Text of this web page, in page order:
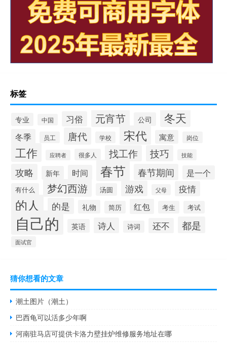
标签
专业 中国 习俗 元宵节 公司 冬天
冬季 员工 唐代 学校 宋代 寓意 岗位
工作 应聘者 很多人 找工作 技巧 技能
攻略 新年 时间 春节 春节期间 是一个
有什么 梦幻西游 汤圆 游戏 父母 疫情
的人 的是 礼物 简历 红包 考生 考试
自己的 英语 诗人 诗词 还不 都是
面试官
猜你想看的文章
潮土图片（潮土）
巴西龟可以活多少年啊
河南驻马店可提供卡洛力壁挂炉维修服务地址在哪